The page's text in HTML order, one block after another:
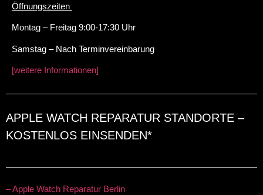
Öffnungszeiten
Montag – Freitag 9:00-17:30 Uhr
Samstag – Nach Terminvereinbarung
[weitere Informationen]
APPLE WATCH REPARATUR STANDORTE –
KOSTENLOS EINSENDEN*
– Apple Watch Reparatur Berlin